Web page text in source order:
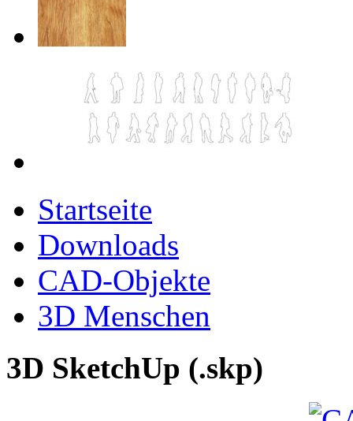
Startseite
Downloads
CAD-Objekte
3D Menschen
3D SketchUp (.skp)